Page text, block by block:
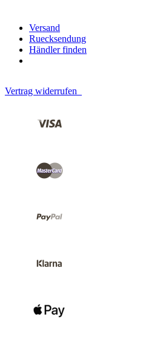
Versand
Ruecksendung
Händler finden
Vertrag widerrufen